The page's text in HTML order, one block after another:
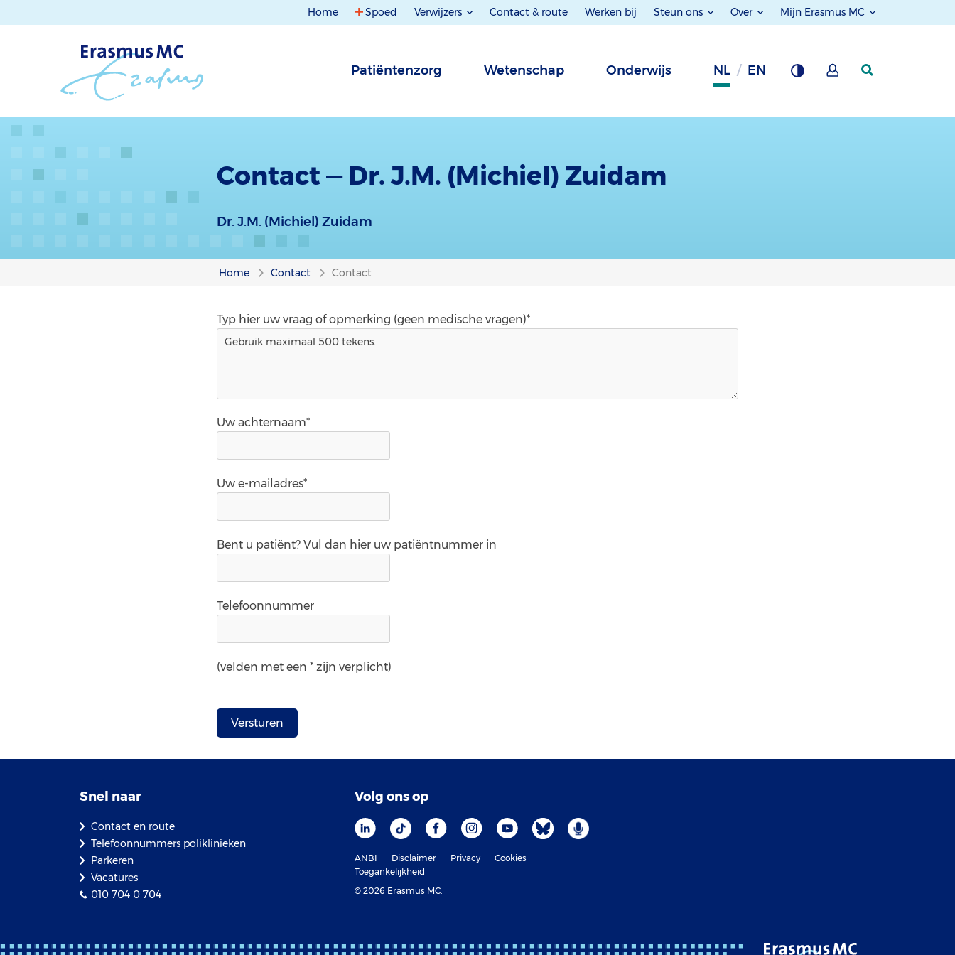
Home Spoed Verwijzers Contact & route Werken bij Steun ons Over Mijn Erasmus MC
Patiëntenzorg Wetenschap Onderwijs NL EN
Contact — Dr. J.M. (Michiel) Zuidam
Dr. J.M. (Michiel) Zuidam
Home Contact Contact
Typ hier uw vraag of opmerking (geen medische vragen)*
Uw achternaam*
Uw e-mailadres*
Bent u patiënt? Vul dan hier uw patiëntnummer in
Telefoonnummer
(velden met een * zijn verplicht)
Snel naar
Contact en route
Telefoonnummers poliklinieken
Parkeren
Vacatures
010 704 0 704
Volg ons op
ANBI Disclaimer Privacy
Cookies
Toegankelijkheid
© 2026 Erasmus MC.